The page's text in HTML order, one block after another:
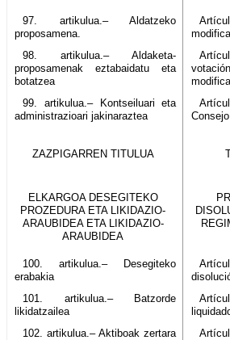
97. artikulua.– Aldatzeko
proposamena.
98. artikulua.– Aldaketa-
proposamenak eztabaidatu eta
botatzea
99. artikulua.– Kontseiluari eta
administrazioari jakinaraztea
ZAZPIGARREN TITULUA
ELKARGOA DESEGITEKO
PROZEDURA ETA LIKIDAZIO-
ARAUBIDEA ETA LIKIDAZIO-
ARAUBIDEA
100. artikulua.– Desegiteko
erabakia
101. artikulua.– Batzorde
likidatzailea
102. artikulua.– Aktiboak zertara